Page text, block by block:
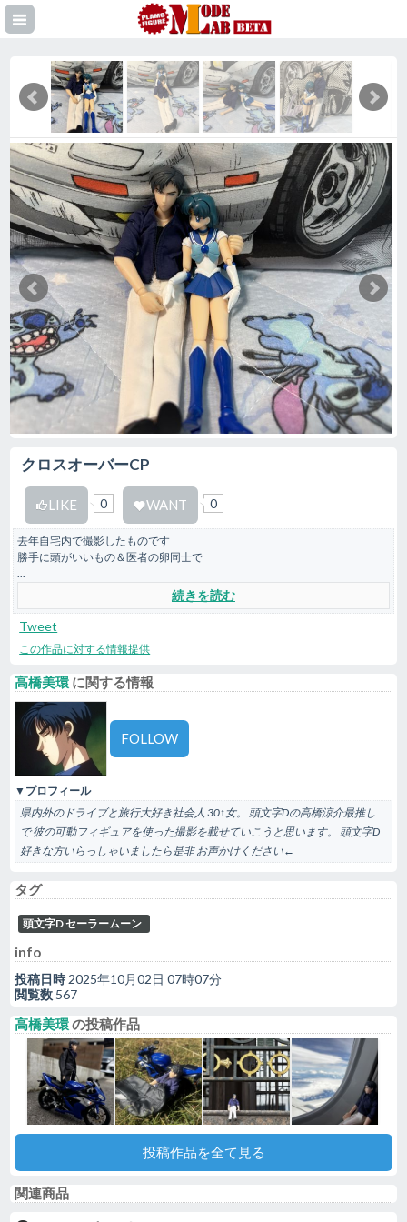
ン
クロスオーバーCP
LIKE 0 WANT 0
去年自宅内で撮影したものです
勝手に頭がいいもの＆医者の卵同士で
...
続きを読む
Tweet
この作品に対する情報提供
高橋美環 に関する情報
FOLLOW
▼プロフィール
県内外のドライブと旅行大好き社会人 30↑女。 頭文字Dの高橋涼介最推し
で 彼の可動フィギュアを使った撮影を載せていこうと思います。 頭文字D
好きな方いらっしゃいましたら是非 お声かけください←
タグ
頭文字D セーラームーン
info
投稿日時 2025年10月02日 07時07分
閲覧数 567
高橋美環の投稿作品
投稿作品を全て見る
関連商品